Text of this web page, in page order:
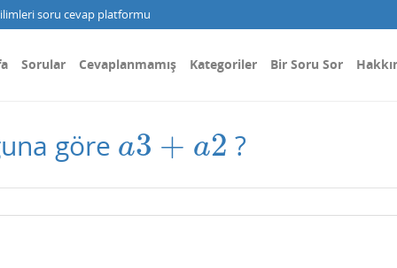
soru cevap platformu
Sorular Cevaplanmamış Kategoriler Bir Soru Sor
göre a3 + a2
a3+a2 ?